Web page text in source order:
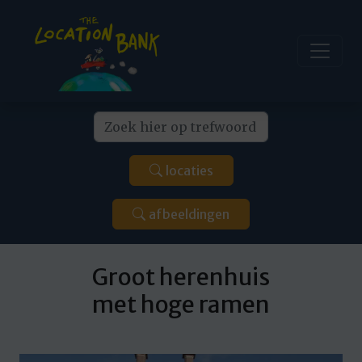
locaties
afbeeldingen
Groot herenhuis
met hoge ramen